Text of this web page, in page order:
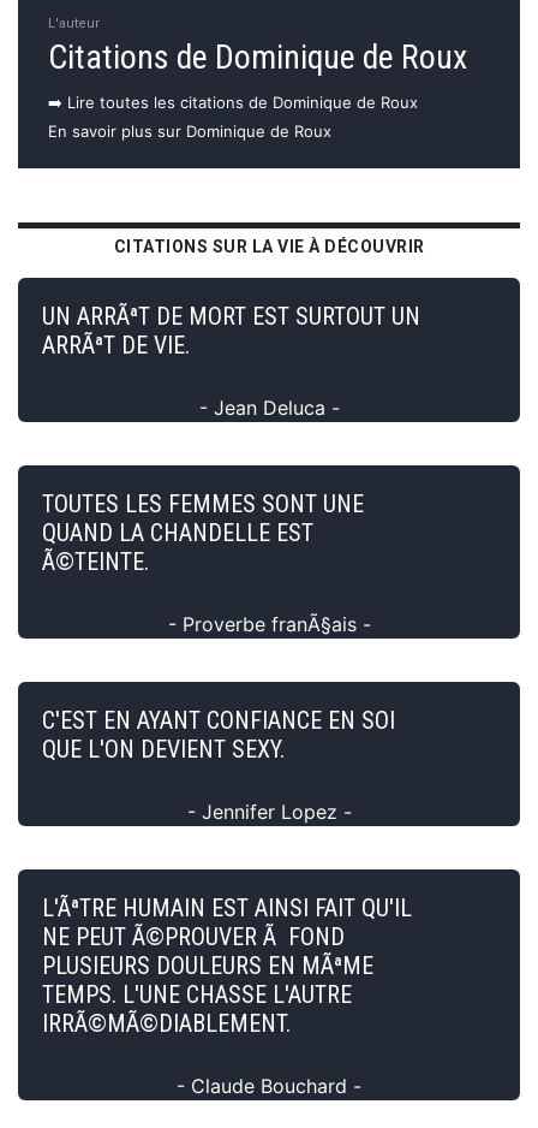
L'auteur
Citations de Dominique de Roux
➡️ Lire toutes les citations de Dominique de Roux
En savoir plus sur Dominique de Roux
CITATIONS SUR LA VIE À DÉCOUVRIR
UN ARRÃªT DE MORT EST SURTOUT UN
ARRÃªT DE VIE.
- Jean Deluca -
TOUTES LES FEMMES SONT UNE
QUAND LA CHANDELLE EST
Ã©TEINTE.
- Proverbe franÃ§ais -
C'EST EN AYANT CONFIANCE EN SOI
QUE L'ON DEVIENT SEXY.
- Jennifer Lopez -
L'ÃªTRE HUMAIN EST AINSI FAIT QU'IL
NE PEUT Ã©PROUVER Ã FOND
PLUSIEURS DOULEURS EN MÃªME
TEMPS. L'UNE CHASSE L'AUTRE
IRRÃ©MÃ©DIABLEMENT.
- Claude Bouchard -